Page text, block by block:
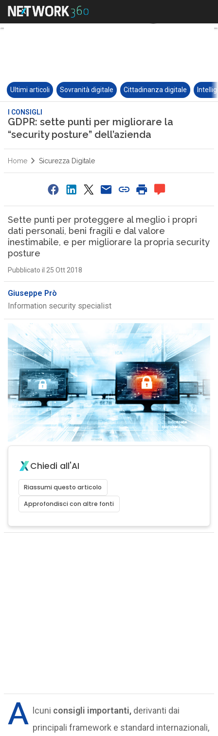
Ultimi articoli Sovranità digitale Cittadinanza digitale
I CONSIGLI
GDPR: sette punti per migliorare la
“security posture” dell’azienda
Home Sicurezza Digitale
Sette punti per proteggere al meglio i propri
dati personali, beni fragili e dal valore
inestimabile, e per migliorare la propria security
posture
Pubblicato il 25 Ott 2018
Giuseppe Prò
Information security specialist
Chiedi all'AI
Riassumi questo articolo
Approfondisci con altre fonti
A lcuni consigli importanti, derivanti dai
principali framework e standard internazionali,